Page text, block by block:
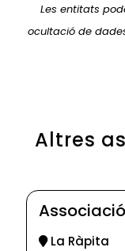
Les entitats
ocultació de
Altres
La Ràpita